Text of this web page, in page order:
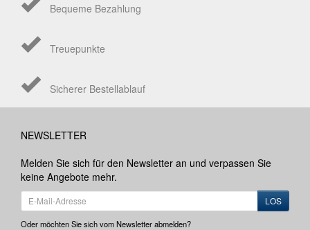
Bequeme Bezahlung
Treuepunkte
Sicherer Bestellablauf
NEWSLETTER
Melden Sie sich für den Newsletter an und verpassen Sie
keine Angebote mehr.
LOS
Oder möchten Sie sich vom Newsletter abmelden?